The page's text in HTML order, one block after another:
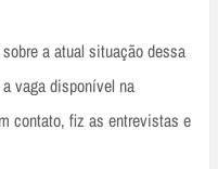
a atual situação dessa
vaga disponível na
contato, fiz as entrevistas e